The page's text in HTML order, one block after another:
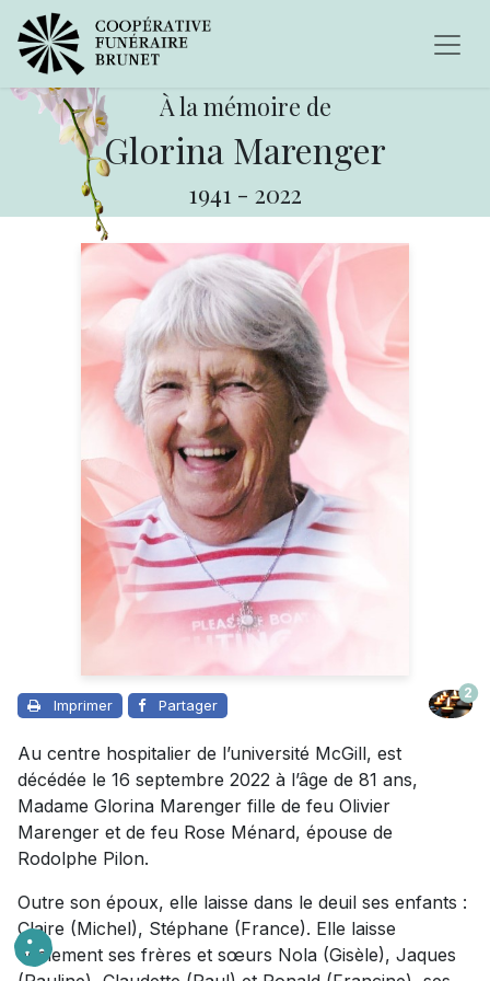
À la mémoire de
Glorina Marenger
1941 - 2022
Imprimer Partager
2
Au centre hospitalier de l’université McGill, est
décédée le 16 septembre 2022 à l’âge de 81 ans,
Madame Glorina Marenger fille de feu Olivier
Marenger et de feu Rose Ménard, épouse de
Rodolphe Pilon.
Outre son époux, elle laisse dans le deuil ses enfants :
Claire (Michel), Stéphane (France). Elle laisse
également ses frères et sœurs Nola (Gisèle), Jaques